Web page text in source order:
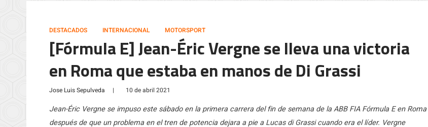
DESTACADOS INTERNACIONAL MOTORSPORT
[Fórmula E] Jean-Éric Vergne se lleva una victoria
en Roma que estaba en manos de Di Grassi
Jose Luis Sepulveda | 10 de abril 2021
Jean-Éric Vergne se impuso este sábado en la primera carrera del fin de semana de la ABB FIA Fórmula E en Roma
después de que un problema en el tren de potencia dejara a pie a Lucas di Grassi cuando era el líder. Vergne